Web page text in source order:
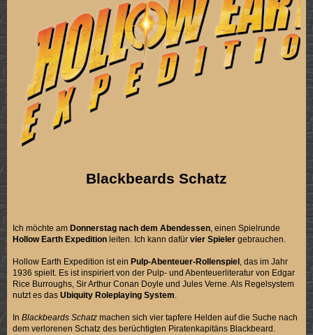
Blackbeards Schatz
Ich möchte am Donnerstag nach dem Abendessen, einen Spielrunde
Hollow Earth Expedition leiten. Ich kann dafürvier Spieler gebrauchen.
Hollow Earth Expedition ist ein Pulp-Abenteuer-Rollenspiel , das im Jahr
1936 spielt. Es ist inspiriert von der Pulp- und Abenteuerliteratur von Edgar
Rice Burroughs, Sir Arthur Conan Doyle und Jules Verne. Als Regelsystem
nutzt es dasUbiquity Roleplaying System.
InBlackbeards Schatz machen sich vier tapfere Helden auf die Suche nach
dem verlorenen Schatz des berüchtigten Piratenkapitäns Blackbeard.